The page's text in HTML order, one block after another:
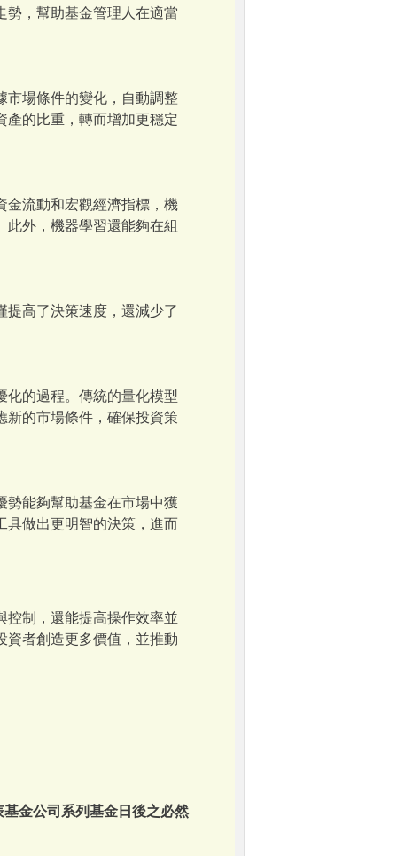
勢，幫助基金管理人在適當
市場條件的變化，自動調整
產的比重，轉而增加更穩定
金流動和宏觀經濟指標，機
外，機器學習還能夠在組
提高了決策速度，還減少了
化的過程。傳統的量化模型
新的市場條件，確保投資策
勢能夠幫助基金在市場中獲
具做出更明智的決策，進而
控制，還能提高操作效率並
資者創造更多價值，並推動
金公司系列基金日後之必然